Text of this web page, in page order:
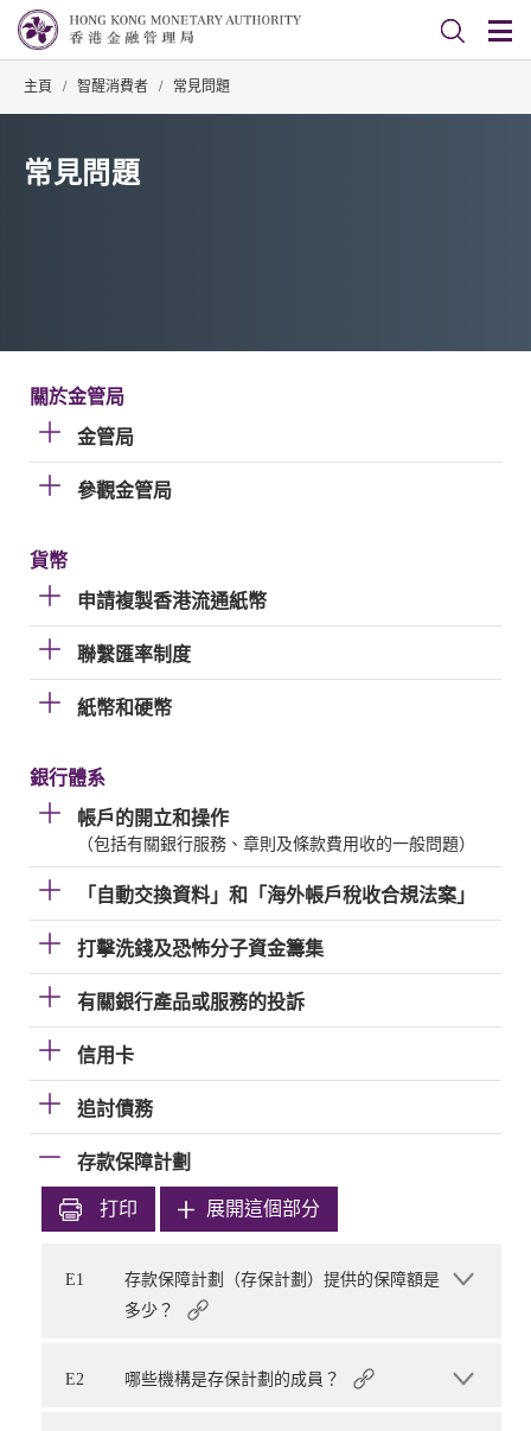
主頁 / 智醒消費者 / 常見問題
常見問題
關於金管局
金管局
參觀金管局
貨幣
申請複製香港流通紙幣
聯繫匯率制度
紙幣和硬幣
銀行體系
帳戶的開立和操作
（包括有關銀行服務、章則及條款費用收的一般問題）
「自動交換資料」和「海外帳戶稅收合規法案」
打擊洗錢及恐怖分子資金籌集
有關銀行產品或服務的投訴
信用卡
追討債務
存款保障計劃
打印 展開這個部分
E1
存款保障計劃（存保計劃）提供的保障額是
多少？
E2 哪些機構是存保計劃的成員？